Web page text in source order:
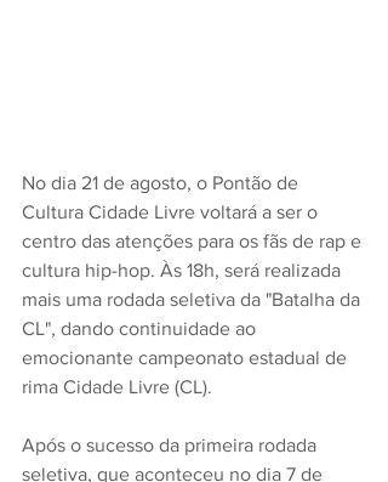
No dia 21 de agosto, o Pontão de
Cultura Cidade Livre voltará a ser o
centro das atenções para os fãs de rap e
cultura hip-hop. Às 18h, será realizada
mais uma rodada seletiva da "Batalha da
CL", dando continuidade ao
emocionante campeonato estadual de
rima Cidade Livre (CL).
Após o sucesso da primeira rodada
seletiva, que aconteceu no dia 7 de